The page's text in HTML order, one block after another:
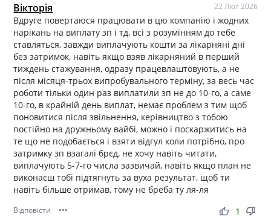
Вікторія 22 Лют 2026
Вдруге повертаюся працювати в цю компанію і жодних
нарікань на виплату зп і тд, всі з розумінням до тебе
ставляться, завжди виплачують кошти за лікарняні дні
без затримок, навіть якщо взяв лікарняний в перший
тиждень стажування, одразу працевлаштовують, а не
після місяця-трьох випробувального терміну, за весь час
роботи тільки один раз виплатили зп не до 10-го, а саме
10-го, в крайній день виплат, немає проблем з тим щоб
поновитися після звільнення, керівництво з тобою
постійно на дружньому вайбі, можно і поскаржитись на
те що не подобається і взяти відгул коли потрібно, про
затримку зп взагалі брєд, не хочу навіть читати,
виплачують 5-7-го числа зазвичай, навіть якщо план не
виконаєш тобі підтягнуть за вуха результат, щоб ти
навіть більше отримав, тому не бреба ту ля-ля
Відповісти ••• thumb_up thumb_down
1